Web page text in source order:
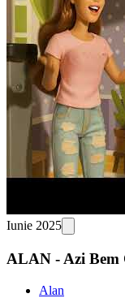
Iunie 2025
ALAN - Azi Bem
Alan